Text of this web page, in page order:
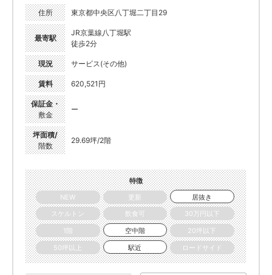
住所 東京都中央区八丁堀二丁目29
最寄駅
JR京葉線八丁堀駅
徒歩2分
現況 サービス(その他)
賃料 620,521円
保証金・
敷金
ー
坪面積/
階数
29.69坪/2階
特徴
NEW
更新
居抜き
スケルトン
飲食可
30万円以下
1階
空中階
20坪以下
50坪以上
駅近 ロードサイド